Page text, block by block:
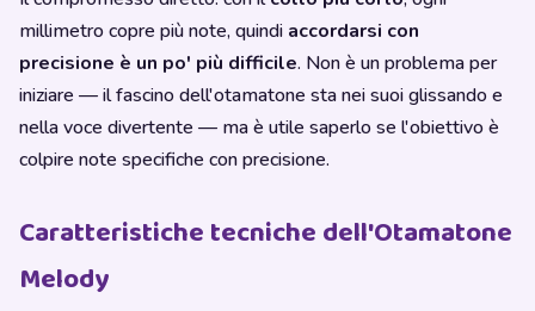
millimetro copre più note, quindi accordarsi con
precisione è un po' più difficile. Non è un problema per
iniziare — il fascino dell'otamatone sta nei suoi glissando e
nella voce divertente — ma è utile saperlo se l'obiettivo è
colpire note specifiche con precisione.
Caratteristiche tecniche dell'Otamatone
Melody